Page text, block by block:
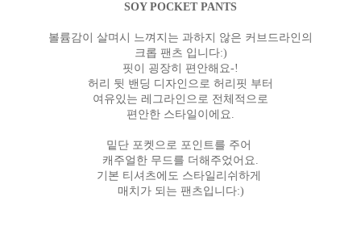
SOY POCKET PANTS
볼륨감이 살며시 느껴지는 과하지 않은 커브드라인의
크롭 팬츠 입니다:)
핏이 굉장히 편안해요-!
허리 뒷 밴딩 디자인으로 허리핏 부터
여유있는 레그라인으로 전체적으로
편안한 스타일이에요.
밑단 포켓으로 포인트를 주어
캐주얼한 무드를 더해주었어요.
기본 티셔츠에도 스타일리쉬하게
매치가 되는 팬츠입니다:)